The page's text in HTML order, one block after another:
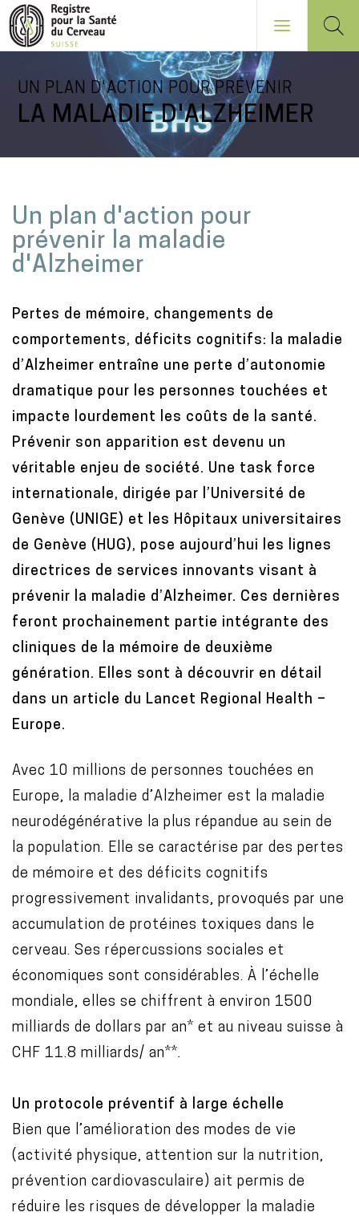
contenu
UN PLAN D'ACTION POUR PRÉVENIR
LA MALADIE D'ALZHEIMER
a
n
o
n
t
e
n
t
Un plan d'action pour
prévenir la maladie
d'Alzheimer
Pertes de mémoire, changements de
comportements, déficits cognitifs: la maladie
d’Alzheimer entraîne une perte d’autonomie
dramatique pour les personnes touchées et
impacte lourdement les coûts de la santé.
Prévenir son apparition est devenu un
véritable enjeu de société. Une task force
internationale, dirigée par l’Université de
Genève (UNIGE) et les Hôpitaux universitaires
de Genève (HUG), pose aujourd’hui les lignes
directrices de services innovants visant à
prévenir la maladie d’Alzheimer. Ces dernières
feront prochainement partie intégrante des
cliniques de la mémoire de deuxième
génération. Elles sont à découvrir en détail
dans un article du Lancet Regional Health –
Europe.
Avec 10 millions de personnes touchées en
Europe, la maladie d’Alzheimer est la maladie
neurodégénérative la plus répandue au sein de
la population. Elle se caractérise par des pertes
de mémoire et des déficits cognitifs
progressivement invalidants, provoqués par une
accumulation de protéines toxiques dans le
cerveau. Ses répercussions sociales et
économiques sont considérables. À l’échelle
mondiale, elles se chiffrent à environ 1500
milliards de dollars par an* et au niveau suisse à
CHF 11.8 milliards/ an**.
Un protocole préventif à large échelle
Bien que l’amélioration des modes de vie
(activité physique, attention sur la nutrition,
prévention cardiovasculaire) ait permis de
réduire les risques de développer la maladie